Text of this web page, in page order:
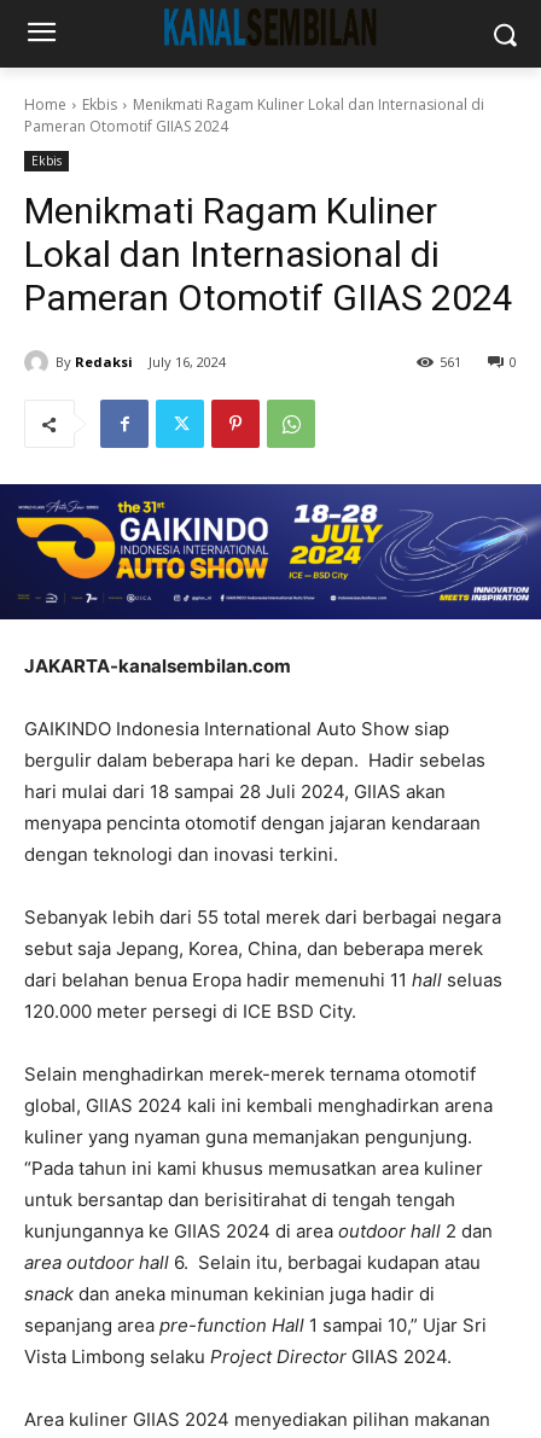
Home Ekbis
Menikmati Ragam Kuliner Lokal dan Internasional di
Pameran Otomotif GIIAS 2024
Ekbis
Menikmati Ragam Kuliner
Lokal dan Internasional di
Pameran Otomotif GIIAS 2024
By Redaksi July 16, 2024 0
561
JAKARTA-kanalsembilan.com
GAIKINDO Indonesia International Auto Show siap
bergulir dalam beberapa hari ke depan. Hadir sebelas
hari mulai dari 18 sampai 28 Juli 2024, GIIAS akan
menyapa pencinta otomotif dengan jajaran kendaraan
dengan teknologi dan inovasi terkini.
Sebanyak lebih dari 55 total merek dari berbagai negara
sebut saja Jepang, Korea, China, dan beberapa merek
dari belahan benua Eropa hadir memenuhi 11 hall seluas
120.000 meter persegi di ICE BSD City.
Selain menghadirkan merek-merek ternama otomotif
global, GIIAS 2024 kali ini kembali menghadirkan arena
kuliner yang nyaman guna memanjakan pengunjung.
“Pada tahun ini kami khusus memusatkan area kuliner
untuk bersantap dan berisitirahat di tengah tengah
kunjungannya ke GIIAS 2024 di area outdoor hall 2 dan
area outdoor hall 6. Selain itu, berbagai kudapan atau
snack dan aneka minuman kekinian juga hadir di
sepanjang area pre-function Hall 1 sampai 10,” Ujar Sri
Vista Limbong selaku Project Director GIIAS 2024.
Area kuliner GIIAS 2024 menyediakan pilihan makanan